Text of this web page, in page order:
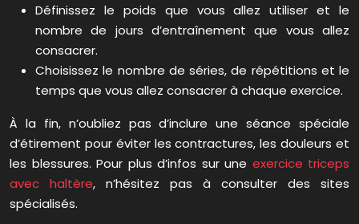
Définissez le poids que vous allez utiliser et le
nombre de jours d’entraînement que vous allez
consacrer.
Choisissez le nombre de séries, de répétitions et le
temps que vous allez consacrer à chaque exercice.
À la fin, n’oubliez pas d’inclure une séance spéciale
d’étirement pour éviter les contractures, les douleurs et
les blessures. Pour plus d’infos sur une exercice triceps
avec haltère, n’hésitez pas à consulter des sites
spécialisés.